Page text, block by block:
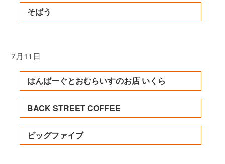
そばう
7月11日
はんばーぐとおむらいすのお店 いくら
BACK STREET COFFEE
ビッグファイブ